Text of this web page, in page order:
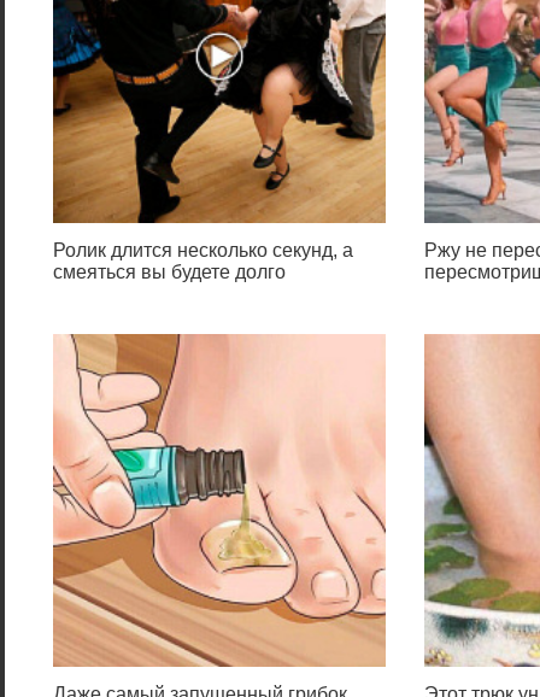
Ролик длится несколько секунд, а
смеяться вы будете долго
Ржу не